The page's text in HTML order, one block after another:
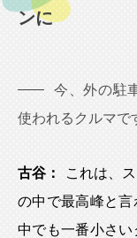
ンに
今、外の駐
使われるクルマで
古谷：
これは、
の中で最高峰と
中でも一番小さ